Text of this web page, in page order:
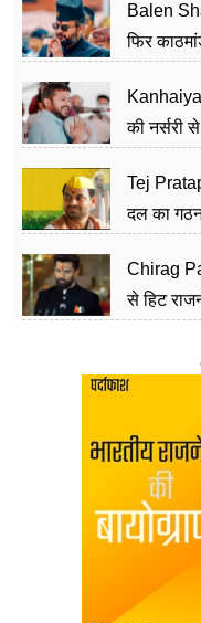
Balen
फिर
की नर्सरी
Tej
दल का गठन
Chirag
से हिट